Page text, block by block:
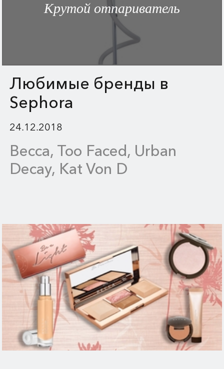
Крутой отпариватель
Любимые бренды в
Sephora
24.12.2018
Becca, Too Faced, Urban
Decay, Kat Von D